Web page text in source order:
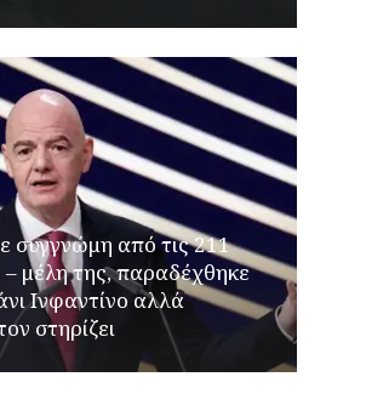
συγγνώμη από τις 211
μέλη της, παραδέχθηκε
Ινφαντίνο αλλά
στηρίζει